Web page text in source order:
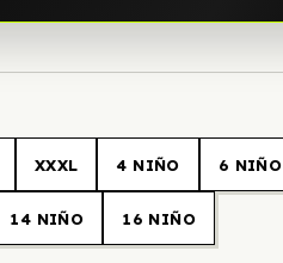
XXXL 4 NIÑO 6 NIÑO
14 NIÑO 16 NIÑO